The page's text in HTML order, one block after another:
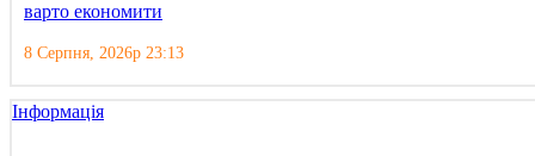
варто економити
8 Серпня, 2026р 23:13
Інформація